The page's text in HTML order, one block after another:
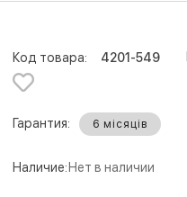
Код товара: 4201-549
Гарантия: 6 місяців
Наличие: Нет в наличии